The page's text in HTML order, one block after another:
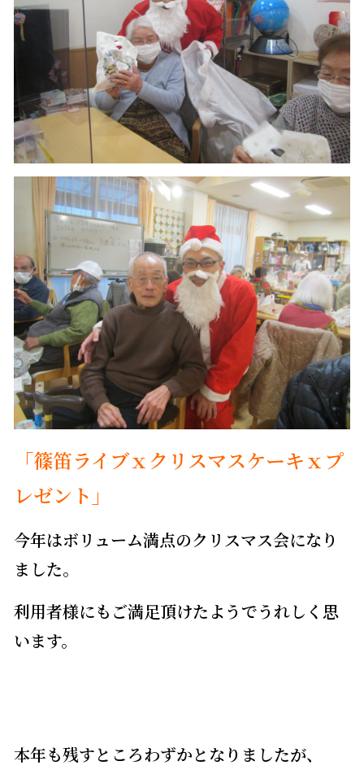
「篠笛ライブｘクリスマスケーキｘプ
レゼント」
今年はボリューム満点のクリスマス会になり
ました。
利用者様にもご満足頂けたようでうれしく思
います。
本年も残すところわずかとなりましたが、